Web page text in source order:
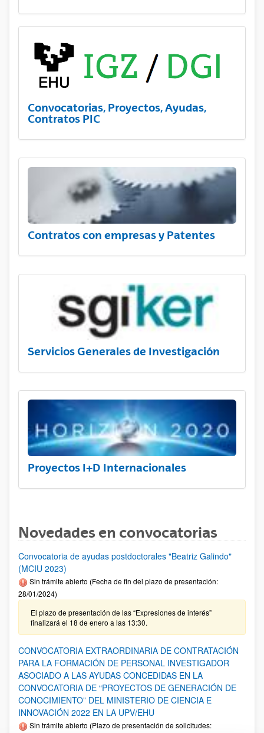
Convocatorias, Proyectos, Ayudas,
Contratos PIC
Contratos con empresas y Patentes
Servicios Generales de Investigación
Proyectos I+D Internacionales
Novedades en convocatorias
Convocatoria de ayudas postdoctorales "Beatriz Galindo"
(MCIU 2023)
Sin trámite abierto (Fecha de fin del plazo de presentación:
28/01/2024)
El plazo de presentación de las “Expresiones de interés”
finalizará el 18 de enero a las 13:30.
CONVOCATORIA EXTRAORDINARIA DE CONTRATACIÓN
PARA LA FORMACIÓN DE PERSONAL INVESTIGADOR
ASOCIADO A LAS AYUDAS CONCEDIDAS EN LA
CONVOCATORIA DE “PROYECTOS DE GENERACIÓN DE
CONOCIMIENTO” DEL MINISTERIO DE CIENCIA E
INNOVACIÓN 2022 EN LA UPV/EHU
Sin trámite abierto (Plazo de presentación de solicitudes: